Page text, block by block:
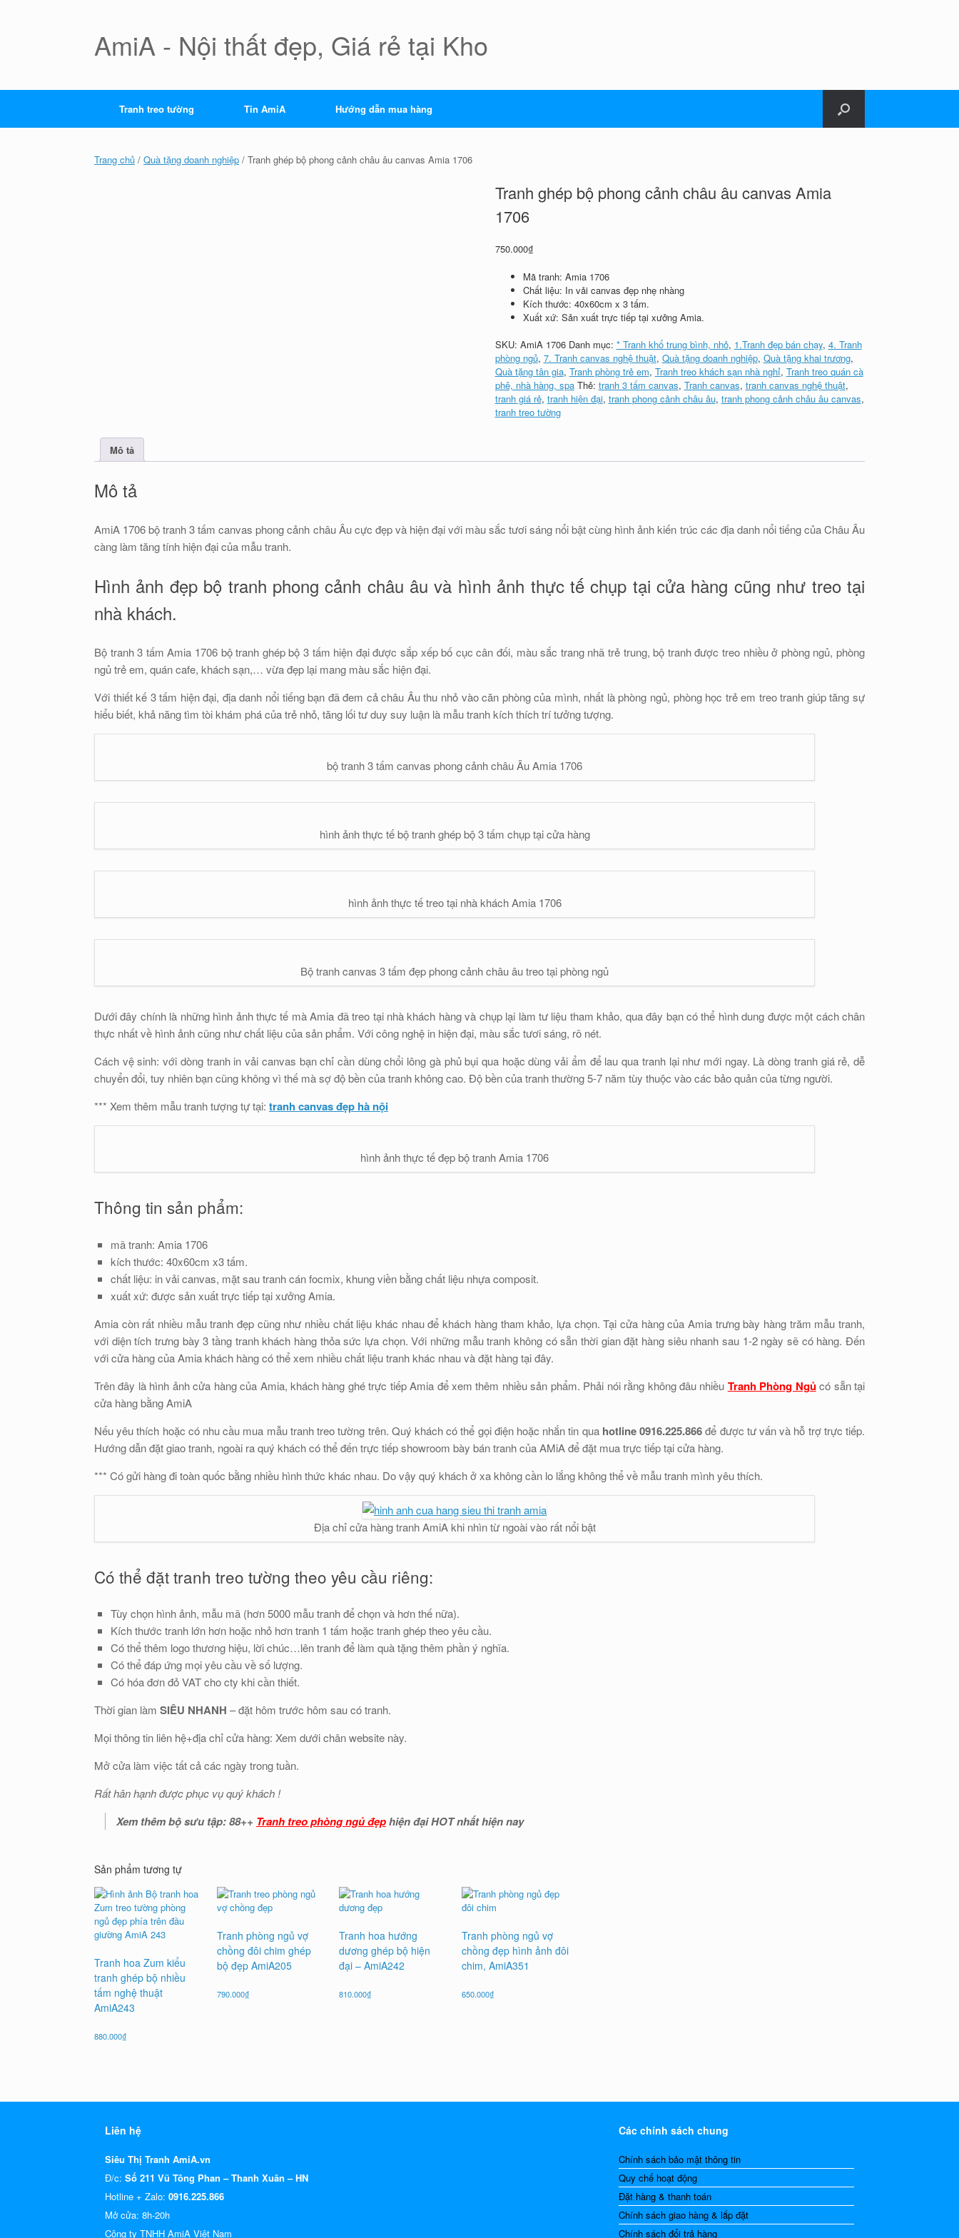
AmiA - Nội thất đẹp, Giá rẻ tại Kho
Tranh treo tường Tin AmiA Hướng dẫn mua hàng
Trang chủ / Quà tặng doanh nghiệp / Tranh ghép bộ phong cảnh châu âu canvas Amia 1706
Tranh ghép bộ phong cảnh châu âu canvas Amia
1706
750.000₫
Mã tranh: Amia 1706
Chất liệu: In vải canvas đẹp nhẹ nhàng
Kích thước: 40x60cm x 3 tấm.
Xuất xứ: Sản xuất trực tiếp tại xưởng Amia.
SKU: AmiA 1706 Danh mục: * Tranh khổ trung bình, nhỏ, 1.Tranh đẹp bán chạy, 4. Tranh
phòng ngủ, 7. Tranh canvas nghệ thuật, Quà tặng doanh nghiệp, Quà tặng khai trương,
Quà tặng tân gia, Tranh phòng trẻ em, Tranh treo khách sạn nhà nghỉ, Tranh treo quán cà
phê, nhà hàng, spa Thẻ: tranh 3 tấm canvas, Tranh canvas, tranh canvas nghệ thuật,
tranh giá rẻ, tranh hiện đại, tranh phong cảnh châu âu, tranh phong cảnh châu âu canvas,
tranh treo tường
Mô tả
Mô tả
AmiA 1706 bộ tranh 3 tấm canvas phong cảnh châu Âu cực đẹp và hiện đại với màu sắc tươi sáng nổi bật cùng hình ảnh kiến trúc các địa danh nổi tiếng của Châu Âu
càng làm tăng tính hiện đại của mẫu tranh.
Hình ảnh đẹp bộ tranh phong cảnh châu âu và hình ảnh thực tế chụp tại cửa hàng cũng như treo tại
nhà khách.
Bộ tranh 3 tấm Amia 1706 bộ tranh ghép bộ 3 tấm hiện đại được sắp xếp bố cục cân đối, màu sắc trang nhã trẻ trung, bộ tranh được treo nhiều ở phòng ngủ, phòng
ngủ trẻ em, quán cafe, khách sạn,… vừa đẹp lại mang màu sắc hiện đại.
Với thiết kế 3 tấm hiện đại, địa danh nổi tiếng bạn đã đem cả châu Âu thu nhỏ vào căn phòng của mình, nhất là phòng ngủ, phòng học trẻ em treo tranh giúp tăng sự
hiểu biết, khả năng tìm tòi khám phá của trẻ nhỏ, tăng lối tư duy suy luận là mẫu tranh kích thích trí tưởng tượng.
bộ tranh 3 tấm canvas phong cảnh châu Âu Amia 1706
hình ảnh thực tế bộ tranh ghép bộ 3 tấm chụp tại cửa hàng
hình ảnh thực tế treo tại nhà khách Amia 1706
Bộ tranh canvas 3 tấm đẹp phong cảnh châu âu treo tại phòng ngủ
Dưới đây chính là những hình ảnh thực tế mà Amia đã treo tại nhà khách hàng và chụp lại làm tư liệu tham khảo, qua đây bạn có thể hình dung được một cách chân
thực nhất về hình ảnh cũng như chất liệu của sản phẩm. Với công nghệ in hiện đại, màu sắc tươi sáng, rõ nét.
Cách vệ sinh: với dòng tranh in vải canvas bạn chỉ cần dùng chổi lông gà phủ bụi qua hoặc dùng vải ẩm để lau qua tranh lại như mới ngay. Là dòng tranh giá rẻ, dễ
chuyển đổi, tuy nhiên bạn cũng không vì thế mà sợ độ bền của tranh không cao. Độ bền của tranh thường 5-7 năm tùy thuộc vào các bảo quản của từng người.
*** Xem thêm mẫu tranh tượng tự tại: tranh canvas đẹp hà nội
hình ảnh thực tế đẹp bộ tranh Amia 1706
Thông tin sản phẩm:
mã tranh: Amia 1706
kích thước: 40x60cm x3 tấm.
chất liệu: in vải canvas, mặt sau tranh cán focmix, khung viền bằng chất liệu nhựa composit.
xuất xứ: được sản xuất trực tiếp tại xưởng Amia.
Amia còn rất nhiều mẫu tranh đẹp cũng như nhiều chất liệu khác nhau để khách hàng tham khảo, lựa chọn. Tại cửa hàng của Amia trưng bày hàng trăm mẫu tranh,
với diện tích trưng bày 3 tầng tranh khách hàng thỏa sức lựa chọn. Với những mẫu tranh không có sẵn thời gian đặt hàng siêu nhanh sau 1-2 ngày sẽ có hàng. Đến
với cửa hàng của Amia khách hàng có thể xem nhiều chất liệu tranh khác nhau và đặt hàng tại đây.
Trên đây là hình ảnh cửa hàng của Amia, khách hàng ghé trực tiếp Amia để xem thêm nhiều sản phẩm. Phải nói rằng không đâu nhiều Tranh Phòng Ngủcó sẵn tại
cửa hàng bằng AmiA
Nếu yêu thích hoặc có nhu cầu mua mẫu tranh treo tường trên. Quý khách có thể gọi điện hoặc nhắn tin qua hotline 0916.225.866để được tư vấn và hỗ trợ trực tiếp.
Hướng dẫn đặt giao tranh, ngoài ra quý khách có thể đến trực tiếp showroom bày bán tranh của AMiA để đặt mua trực tiếp tại cửa hàng.
*** Có gửi hàng đi toàn quốc bằng nhiều hình thức khác nhau. Do vậy quý khách ở xa không cần lo lắng không thể về mẫu tranh mình yêu thích.
Địa chỉ cửa hàng tranh AmiA khi nhìn từ ngoài vào rất nổi bật
Có thể đặt tranh treo tường theo yêu cầu riêng:
Tùy chọn hình ảnh, mẫu mã (hơn 5000 mẫu tranh để chọn và hơn thế nữa).
Kích thước tranh lớn hơn hoặc nhỏ hơn tranh 1 tấm hoặc tranh ghép theo yêu cầu.
Có thể thêm logo thương hiệu, lời chúc…lên tranh để làm quà tặng thêm phần ý nghĩa.
Có thể đáp ứng mọi yêu cầu về số lượng.
Có hóa đơn đỏ VAT cho cty khi cần thiết.
Thời gian làm SIÊU NHANH – đặt hôm trước hôm sau có tranh.
Mọi thông tin liên hệ+địa chỉ cửa hàng: Xem dưới chân website này.
Mở cửa làm việc tất cả các ngày trong tuần.
Rất hân hạnh được phục vụ quý khách !
Xem thêm bộ sưu tập: 88++ Tranh treo phòng ngủ đẹphiện đại HOT nhất hiện nay
Sản phẩm tương tự
Tranh hoa Zum kiểu
tranh ghép bộ nhiều
tấm nghệ thuật
AmiA243
880.000₫
Tranh phòng ngủ vợ
chồng đôi chim ghép
bộ đẹp AmiA205
790.000₫
Tranh hoa hướng
dương ghép bộ hiện
đại – AmiA242
810.000₫
Tranh phòng ngủ vợ
chồng đẹp hình ảnh đôi
chim, AmiA351
650.000₫
Liên hệ
Siêu Thị Tranh AmiA.vn
Đ/c: Số 211 Vũ Tông Phan – Thanh Xuân – HN
Hotline + Zalo: 0916.225.866
Mở cửa: 8h-20h
Công ty TNHH AmiA Việt Nam
Các chính sách chung
Chính sách bảo mật thông tin
Quy chế hoạt động
Đặt hàng & thanh toán
Chính sách giao hàng & lắp đặt
Chính sách đổi trả hàng